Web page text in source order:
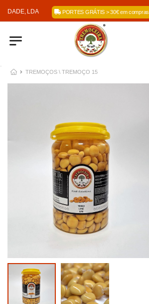
LDA PORTES GRÁTIS > 30€ em compras
.
TREMOÇOS \ TREMOÇO 15